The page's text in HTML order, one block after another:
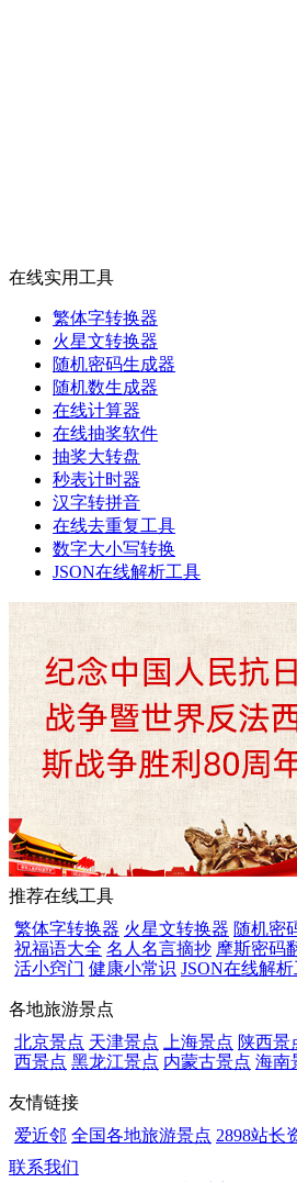
在线实用工具
繁体字转换器
火星文转换器
随机密码生成器
随机数生成器
在线计算器
在线抽奖软件
抽奖大转盘
秒表计时器
汉字转拼音
在线去重复工具
数字大小写转换
JSON在线解析工具
推荐在线工具
繁体字转换器 火星文转换器 随机密
祝福语大全 名人名言摘抄 摩斯密码
活小窍门 健康小常识 JSON在线解
各地旅游景点
北京景点 天津景点 上海景点 陕西景
西景点 黑龙江景点 内蒙古景点 海南
友情链接
爱近邻 全国各地旅游景点 2898站长
联系我们